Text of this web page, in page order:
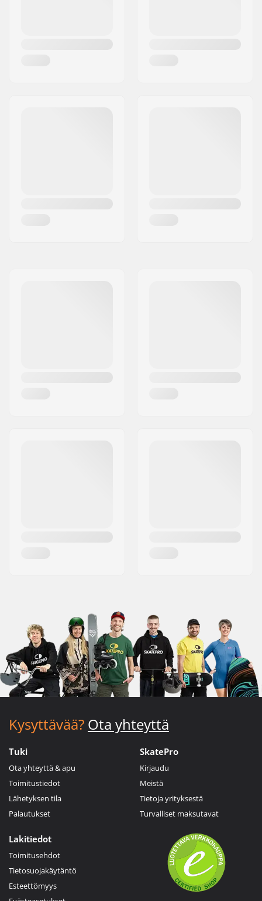
Kysyttävää? Ota yhteyttä
Tuki
Ota yhteyttä & apu
Toimitustiedot
Lähetyksen tila
Palautukset
SkatePro
Kirjaudu
Meistä
Tietoja yrityksestä
Turvalliset maksutavat
Lakitiedot
Toimitusehdot
Tietosuojakäytäntö
Esteettömyys